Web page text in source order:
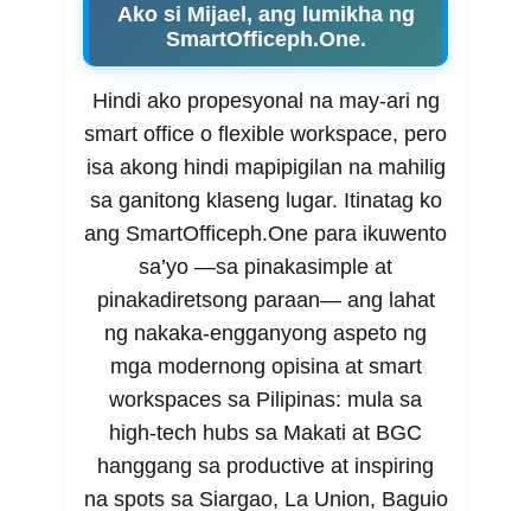
Ako si Mijael, ang lumikha ng
SmartOfficeph.One.
Hindi ako propesyonal na may-ari ng
smart office o flexible workspace, pero
isa akong hindi mapipigilan na mahilig
sa ganitong klaseng lugar. Itinatag ko
ang SmartOfficeph.One para ikuwento
sa’yo —sa pinakasimple at
pinakadiretsong paraan— ang lahat
ng nakaka-engganyong aspeto ng
mga modernong opisina at smart
workspaces sa Pilipinas: mula sa
high-tech hubs sa Makati at BGC
hanggang sa productive at inspiring
na spots sa Siargao, La Union, Baguio